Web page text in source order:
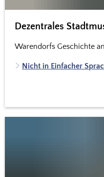
Dezentrales
Warendorfs Geschichte
Nicht in Einfacher